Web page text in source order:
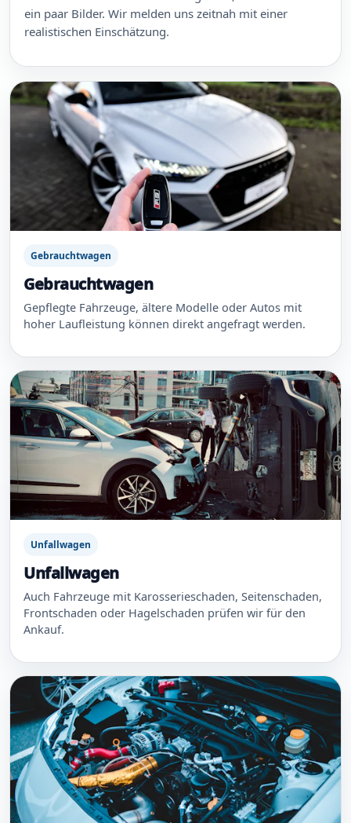
ein paar Bilder. Wir melden uns zeitnah mit einer
realistischen Einschätzung.
Gebrauchtwagen
Gebrauchtwagen
Gepflegte Fahrzeuge, ältere Modelle oder Autos mit
hoher Laufleistung können direkt angefragt werden.
Unfallwagen
Unfallwagen
Auch Fahrzeuge mit Karosserieschaden, Seitenschaden,
Frontschaden oder Hagelschaden prüfen wir für den
Ankauf.